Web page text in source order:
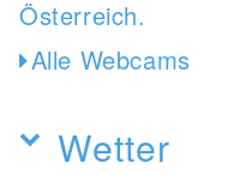
Alle Webcams
Wetter